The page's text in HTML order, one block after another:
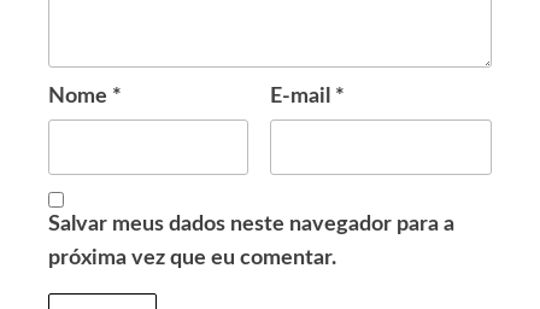
Nome * E-mail *
Salvar meus dados neste navegador para a
próxima vez que eu comentar.